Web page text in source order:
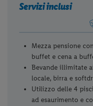
Servizi inclusi
Mezza pensione
buffet e cena a
Bevande illimitate
locale, birra e
Utilizzo delle 4
ad esaurimento e